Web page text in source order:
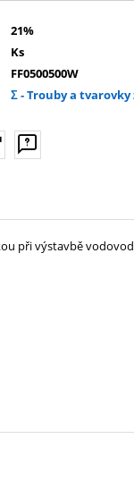
21%
Ks
FF0500500W
Σ - Trouby a
při výstavbě